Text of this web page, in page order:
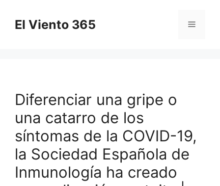
contenido
El Viento 365 Menú
Diferenciar una gripe o
una catarro de los
síntomas de la COVID-19,
la Sociedad Española de
Inmunología ha creado